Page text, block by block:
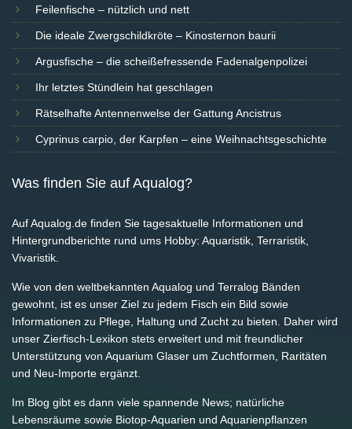
Feilenfische – nützlich und nett
Die ideale Zwergschildkröte – Kinosternon baurii
Argusfische – die scheißefressende Fadenalgenpolizei
Ihr letztes Stündlein hat geschlagen
Rätselhafte Antennenwelse der Gattung Ancistrus
Cyprinus carpio, der Karpfen – eine Weihnachtsgeschichte
Was finden Sie auf Aqualog?
Auf Aqualog.de finden Sie tagesaktuelle Informationen und
Hintergrundberichte rund ums Hobby: Aquaristik, Terraristik,
Vivaristik.
Wie von den weltbekannten Aqualog und Terralog Bänden
gewohnt, ist es unser Ziel zu jedem Fisch ein Bild sowie
Informationen zu Pflege, Haltung und Zucht zu bieten. Daher wird
unser Zierfisch-Lexikon stets erweitert und mit freundlicher
Unterstützung von Aquarium Glaser um Zuchtformen, Raritäten
und Neu-Importe ergänzt.
Im Blog gibt es dann viele spannende News; natürliche
Lebensräume sowie Biotop-Aquarien und Aquarienpflanzen